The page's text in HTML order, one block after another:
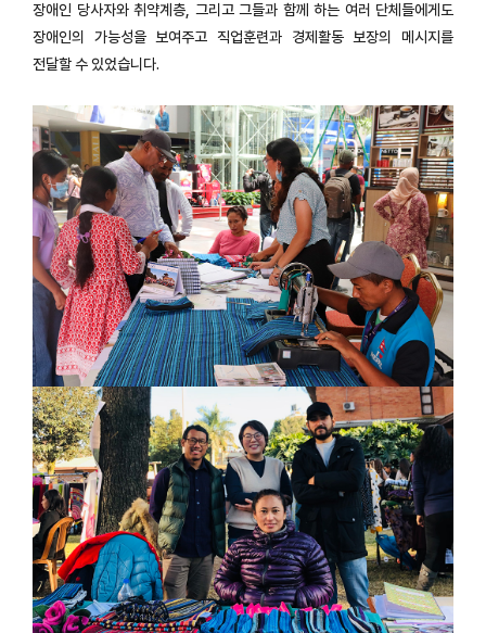
장애인 당사자와 취약계층, 그리고 그들과 함께 하는 여러 단체들에게도
장애인의 가능성을 보여주고 직업훈련과 경제활동 보장의 메시지를
전달할 수 있었습니다.